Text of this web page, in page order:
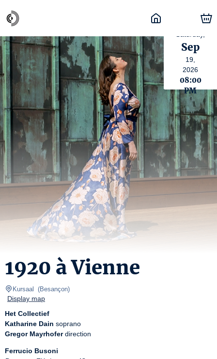
Sep
19,
2026
08:00
PM
1920 à Vienne
Kursaal (Besançon)
Display map
Het Collectief
Katharine Dain
Gregor Mayrhofer direction
Ferrucio Busoni